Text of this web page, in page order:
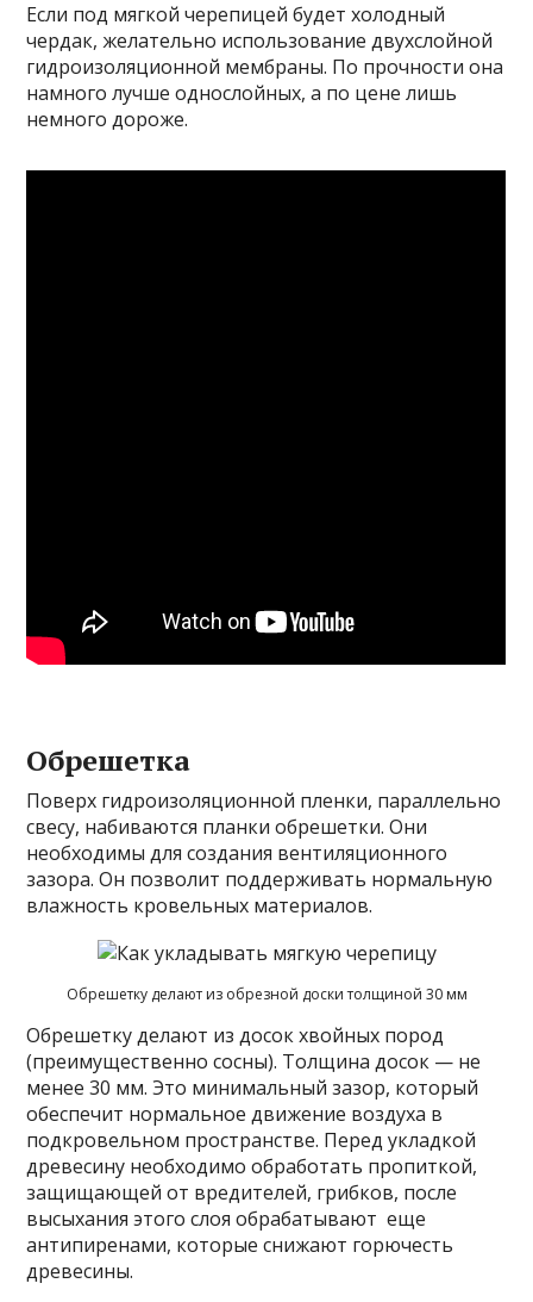
Если под мягкой черепицей будет холодный
чердак, желательно использование двухслойной
гидроизоляционной мембраны. По прочности она
намного лучше однослойных, а по цене лишь
немного дороже.
Обрешетка
Поверх гидроизоляционной пленки, параллельно
свесу, набиваются планки обрешетки. Они
необходимы для создания вентиляционного
зазора. Он позволит поддерживать нормальную
влажность кровельных материалов.
Обрешетку делают из обрезной доски толщиной 30 мм
Обрешетку делают из досок хвойных пород
(преимущественно сосны). Толщина досок — не
менее 30 мм. Это минимальный зазор, который
обеспечит нормальное движение воздуха в
подкровельном пространстве. Перед укладкой
древесину необходимо обработать пропиткой,
защищающей от вредителей, грибков, после
высыхания этого слоя обрабатывают еще
антипиренами, которые снижают горючесть
древесины.